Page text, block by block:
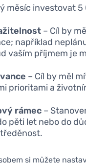
měsíc investovat
– Cíl by
například
vaším příjmem je
– Cíl by měl
prioritami a
rámec –
pěti let nebo do
si můžete